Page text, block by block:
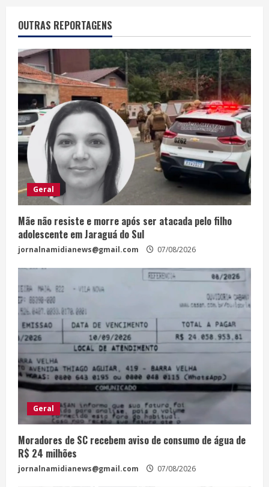
OUTRAS REPORTAGENS
Geral
Mãe não resiste e morre após ser atacada pelo filho
adolescente em Jaraguá do Sul
jornalnamidianews@gmail.com 07/08/2026
Geral
Moradores de SC recebem aviso de consumo de água de
R$ 24 milhões
jornalnamidianews@gmail.com 07/08/2026